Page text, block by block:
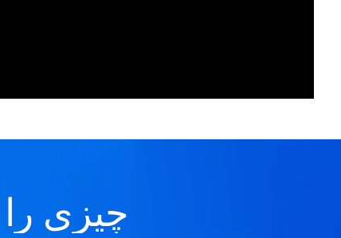
چیزی را